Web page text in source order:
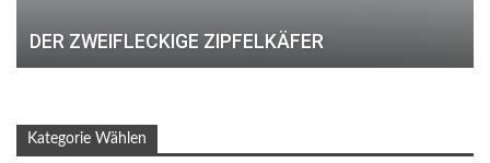
DER ZWEIFLECKIGE ZIPFELKÄFER
Kategorie Wählen